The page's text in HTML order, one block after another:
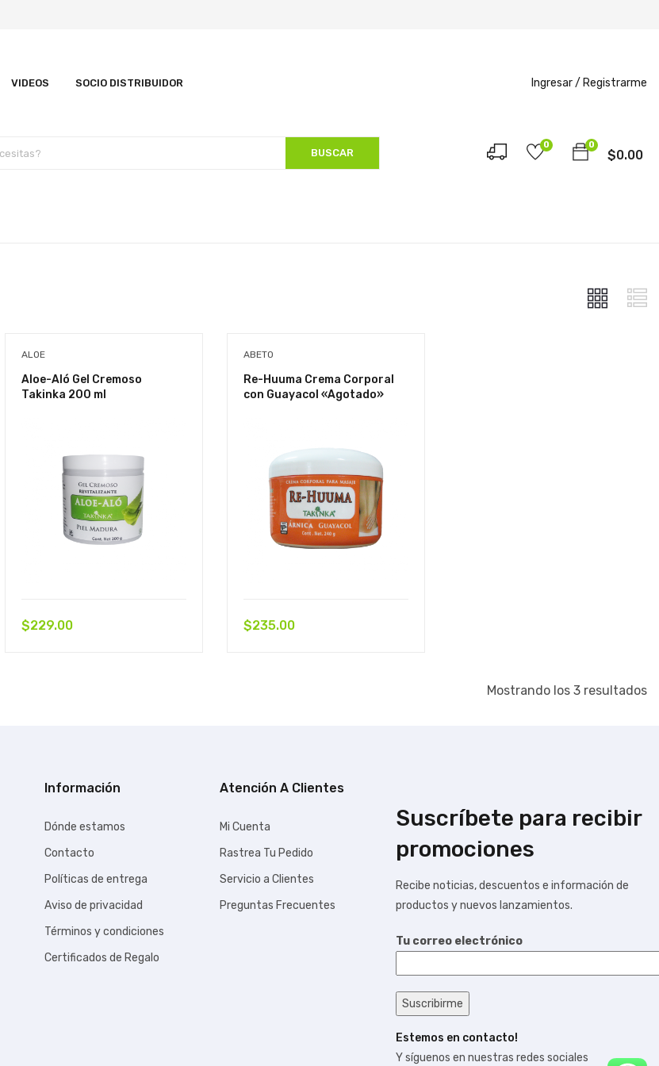
VIDEOS SOCIO DISTRIBUIDOR Ingresar / Registrarme
BUSCAR
0
$0.00
0
ALOE
Aloe-Aló Gel Cremoso
Takinka 200 ml
$229.00
ABETO
Re-Huuma Crema Corporal
con Guayacol «Agotado»
$235.00
Mostrando los 3 resultados
Información
Dónde estamos
Contacto
Políticas de entrega
Aviso de privacidad
Términos y condiciones
Certificados de Regalo
Atención A Clientes
Mi Cuenta
Rastrea Tu Pedido
Servicio a Clientes
Preguntas Frecuentes
Suscríbete para recibir
promociones
Recibe noticias, descuentos e información de
productos y nuevos lanzamientos.
Tu correo electrónico
Estemos en contacto!
Y síguenos en nuestras redes sociales